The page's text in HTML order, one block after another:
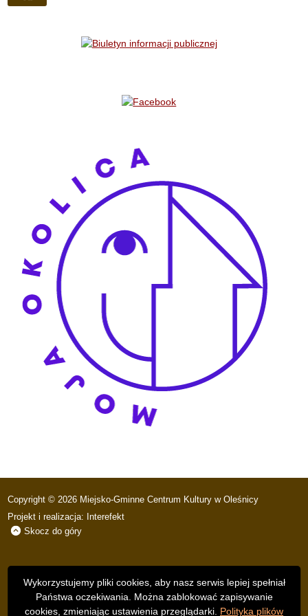
Wykorzystujemy pliki cookies, aby nasz serwis lepiej spełniał
Państwa oczekiwania. Można zablokować zapisywanie
cookies, zmieniając ustawienia przeglądarki. Polityka plików
Bannery boczne
Copyright © 2026 Miejsko-Gminne Centrum Kultury w Oleśnicy
Projekt i realizacja: Interefekt
Skocz do góry